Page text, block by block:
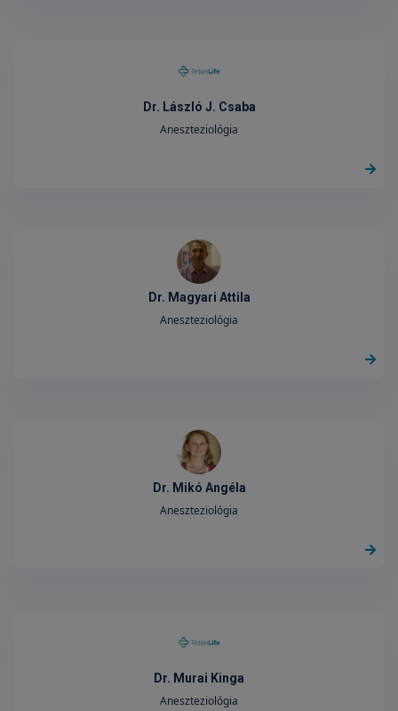
Dr. László J. Csaba
Aneszteziológia
Dr. Magyari Attila
Aneszteziológia
Dr. Mikó Angéla
Aneszteziológia
Dr. Murai Kinga
Aneszteziológia